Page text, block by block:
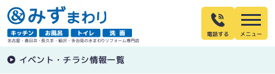
名古屋・春日井・長久手・稲沢・多治見の水まわりリフォーム専門店
電話する
イベント・チラシ情報一覧